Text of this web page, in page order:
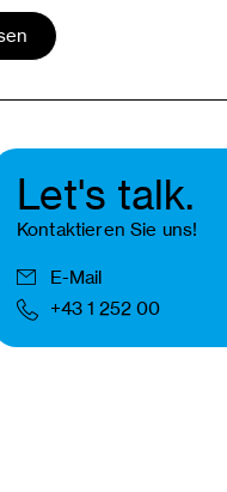
Let's talk.
Kontaktieren Sie uns!
E-Mail
+43 1 252 00